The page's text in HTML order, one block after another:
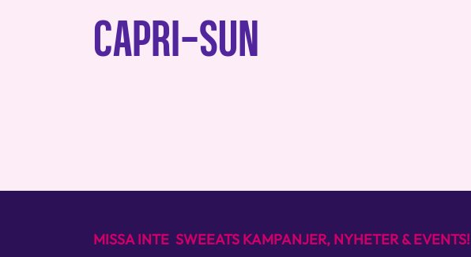
CAPRI-SUN
MISSA INTE SWEEATS KAMPANJER, NYHETER & EVENTS!